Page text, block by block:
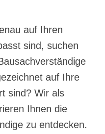
auf Ihren
sind, suchen
auf Ihre
sind? Wir als
Ihnen die
zu entdecken.